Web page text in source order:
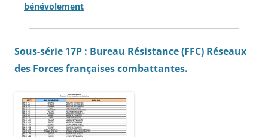
bénévolement
Sous-série 17P : Bureau Résistance (FFC) Réseaux
des Forces françaises combattantes.